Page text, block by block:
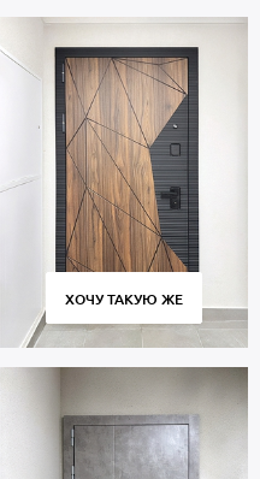
ХОЧУ ТАКУЮ ЖЕ